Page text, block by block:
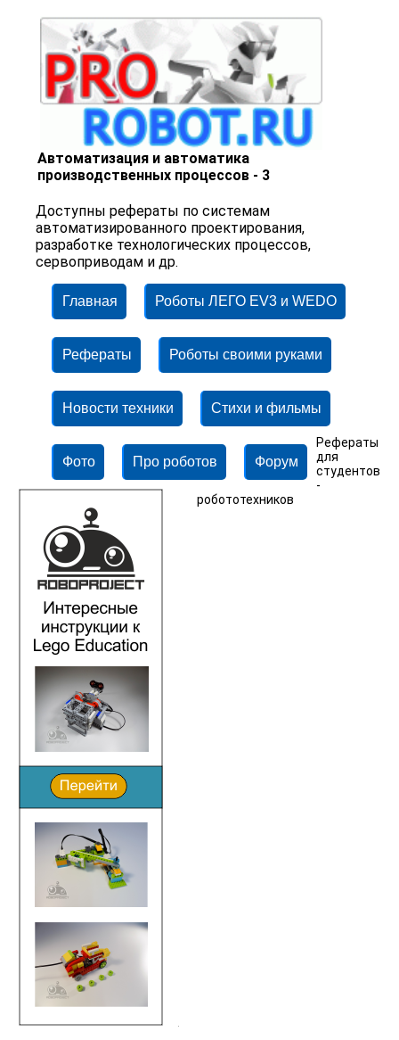
Автоматизация и автоматика
производственных процессов - 3
Доступны рефераты по системам
автоматизированного проектирования,
разработке технологических процессов,
сервоприводам и др.
Главная Роботы ЛЕГО EV3 и WEDO
Рефераты Роботы своими руками
Новости техники Стихи и фильмы
Фото Про роботов Форум
Рефераты
для
студентов
-
робототехников